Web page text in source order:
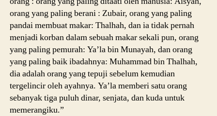
orang yang paling berani : Zubair, orang yang paling
pandai membuat makar: Thalhah, dan ia tidak pernah
menjadi korban dalam sebuah makar sekali pun, orang
yang paling pemurah: Ya’la bin Munayah, dan orang
yang paling baik ibadahnya: Muhammad bin Thalhah,
dia adalah orang yang tepuji sebelum kemudian
tergelincir oleh ayahnya. Ya’la memberi satu orang
sebanyak tiga puluh dinar, senjata, dan kuda untuk
memerangiku.”